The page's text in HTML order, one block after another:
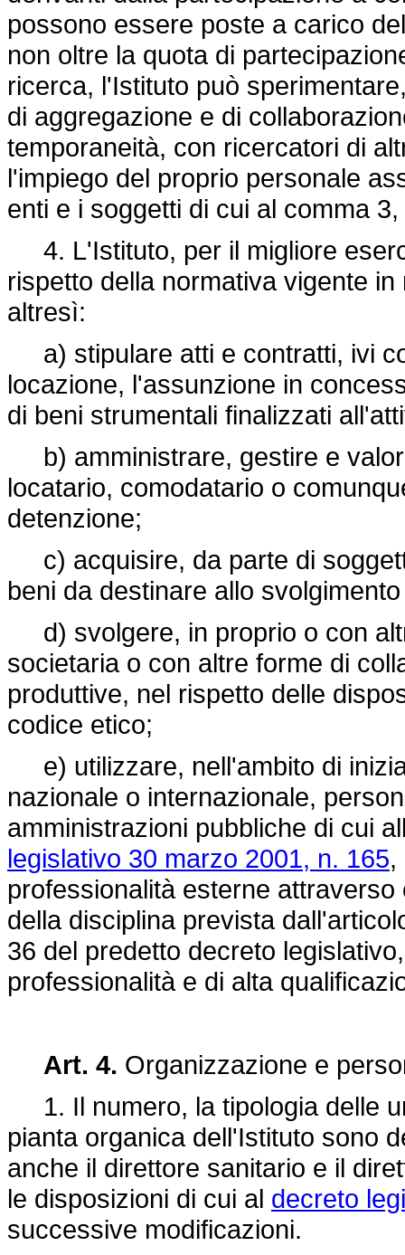
possono essere poste a carico
non oltre la quota di
ricerca, l'Istituto può
di aggregazione e di
temporaneità, con ricercatori di
l'impiego del proprio personale
enti e i soggetti di cui al comma
4. L'Istituto, per il migliore
rispetto della normativa vigente
altresì:
a) stipulare atti e contratti, ivi
locazione, l'assunzione in
di beni strumentali finalizzati
b) amministrare, gestire e
locatario, comodatario o
detenzione;
c) acquisire, da parte di
beni da destinare allo
d) svolgere, in proprio o con
societaria o con altre forme di
produttive, nel rispetto delle
codice etico;
e) utilizzare, nell'ambito di
nazionale o internazionale,
amministrazioni pubbliche di cui
legislativo 30 marzo 2001, n. 165,
professionalità esterne
della disciplina prevista
36 del predetto decreto
professionalità e di alta
Art. 4. Organizzazione e
1. Il numero, la tipologia delle
pianta organica dell'Istituto sono
anche il direttore sanitario e il
le disposizioni di cui al decreto
successive modificazioni.